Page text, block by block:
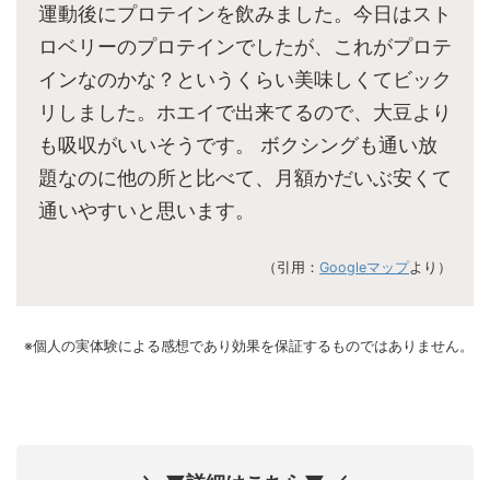
運動後にプロテインを飲みました。今日はスト
ロベリーのプロテインでしたが、これがプロテ
インなのかな？というくらい美味しくてビック
リしました。ホエイで出来てるので、大豆より
も吸収がいいそうです。 ボクシングも通い放
題なのに他の所と比べて、月額かだいぶ安くて
通いやすいと思います。
（引用： Googleマップより）
※個人の実体験による感想であり効果を保証するものではありません。